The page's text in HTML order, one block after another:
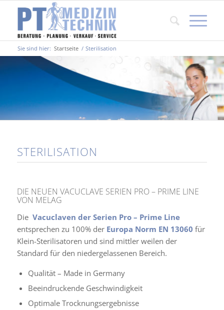
Sie sind hier: Startseite / Sterilisation
STERILISATION
DIE NEUEN VACUCLAVE SERIEN PRO – PRIME LINE
VON MELAG
Die Vacuclaven der Serien Pro – Prime Line
entsprechen zu 100% der Europa Norm EN 13060 für
Klein-Sterilisatoren und sind mittler weilen der
Standard für den niedergelassenen Bereich.
Qualität – Made in Germany
Beeindruckende Geschwindigkeit
Optimale Trocknungsergebnisse